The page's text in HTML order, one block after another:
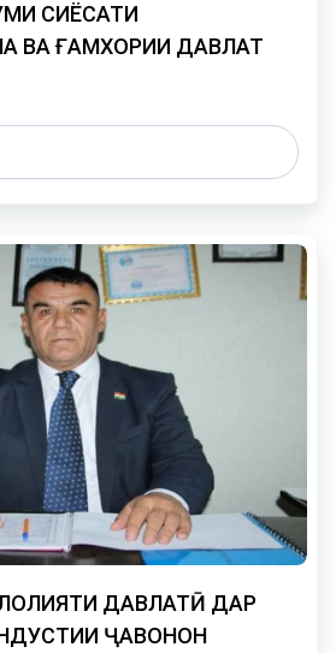
СИЁСАТИ
ВА ҒАМХОРИИ ДАВЛАТ
ДАВЛАТӢ ДАР
ҶАВОНОН